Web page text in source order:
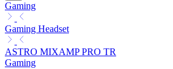
Gaming
Gaming Headset
ASTRO MIXAMP PRO TR
Gaming